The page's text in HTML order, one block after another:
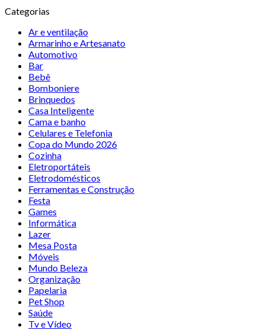
Categorias
Ar e ventilação
Armarinho e Artesanato
Automotivo
Bar
Bebê
Bomboniere
Brinquedos
Casa Inteligente
Cama e banho
Celulares e Telefonia
Copa do Mundo 2026
Cozinha
Eletroportáteis
Eletrodomésticos
Ferramentas e Construção
Festa
Games
Informática
Lazer
Mesa Posta
Móveis
Mundo Beleza
Organização
Papelaria
Pet Shop
Saúde
Tv e Vídeo